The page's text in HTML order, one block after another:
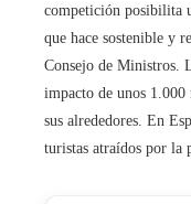
competición posibilita
que hace sostenible y
Consejo de Ministros.
impacto de unos
sus alrededores. En
turistas atraídos por la